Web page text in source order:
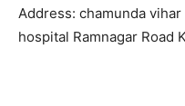
Address: chamunda
hospital Ramnagar Road